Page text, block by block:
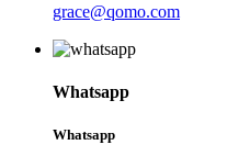
grace@qomo.com
Whatsapp
Whatsapp